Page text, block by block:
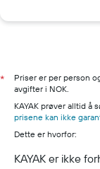
*
Priser er per person
avgifter i NOK.
KAYAK prøver alltid å
prisene kan ikke
Dette er hvorfor:
KAYAK er ikke